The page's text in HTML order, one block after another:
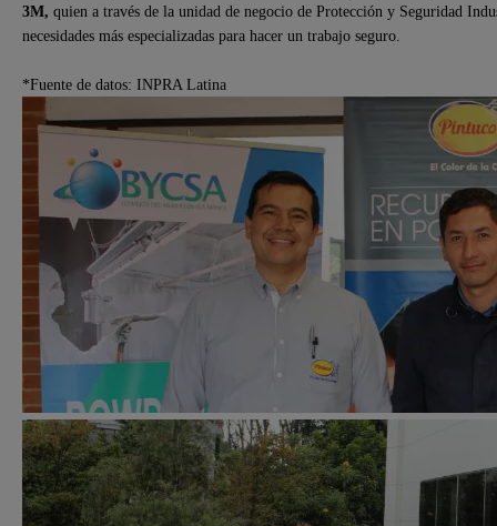
3M, quien a través de la unidad de negocio de Protección y Seguridad
necesidades más especializadas para hacer un trabajo seguro.
*Fuente de datos: INPRA Latina